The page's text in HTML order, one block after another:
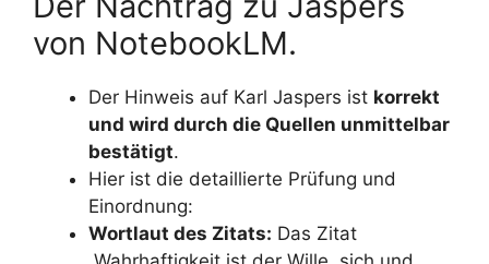
von NotebookLM.
Der Hinweis auf Karl Jaspers ist korrekt
und wird durch die Quellen unmittelbar
bestätigt.
Hier ist die detaillierte Prüfung und
Einordnung:
Wortlaut des Zitats: Das Zitat